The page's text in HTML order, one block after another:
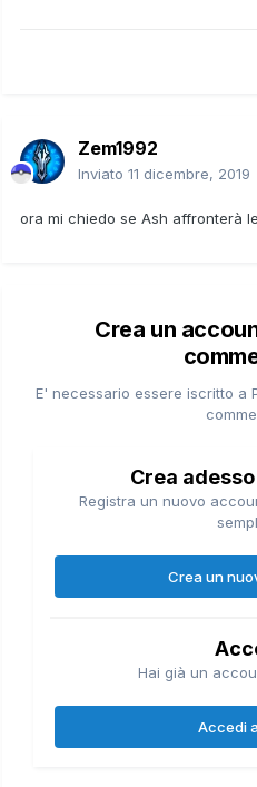
Zem1992
Inviato 11 dicembre, 2019
ora mi chiedo se Ash affronterà
Crea un
E' necessario essere iscritto a
Crea
Registra un nuovo
Crea un
Hai già un
Accedi